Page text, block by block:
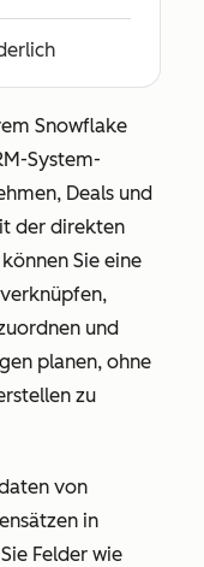
Snowflake
System-
Deals und
der direkten
Sie eine
und
planen, ohne
zu
von
in
Felder wie